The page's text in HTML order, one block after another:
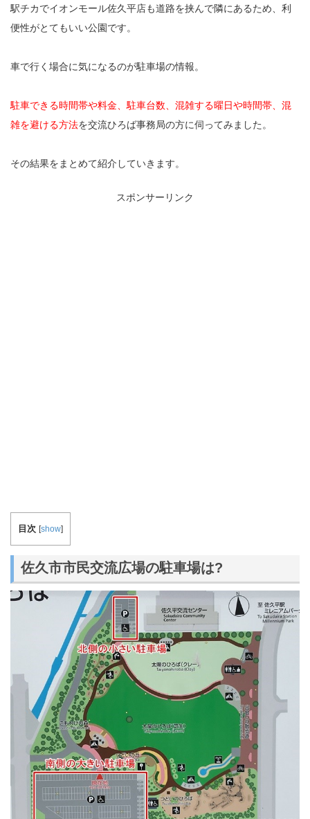
駅チカでイオンモール佐久平店も道路を挟んで隣にあるため、利
便性がとてもいい公園です。
車で行く場合に気になるのが駐車場の情報。
駐車できる時間帯や料金、駐車台数、混雑する曜日や時間帯、混
雑を避ける方法を交流ひろば事務局の方に伺ってみました。
その結果をまとめて紹介していきます。
スポンサーリンク
目次 [show]
佐久市市民交流広場の駐車場は?